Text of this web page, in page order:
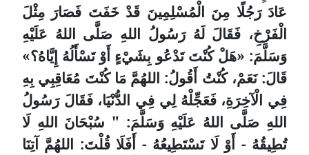
عَادَ رَجُلًا مِنَ الْمُسْلِمِينَ قَدْ خَفَتَ فَصَارَ مِثْلَ
الْفَرْخِ، فَقَالَ لَهُ رَسُولُ اللهِ صَلَّى اللهُ عَلَيْهِ
وَسَلَّمَ: «هَلْ كُنْتَ تَدْعُو بِشَيْءٍ أَوْ تَسْأَلُهُ إِيَّاهُ؟»
قَالَ: نَعَمْ، كُنْتُ أَقُولُ: اللهُمَّ مَا كُنْتَ مُعَاقِبِي بِهِ
فِي الْآخِرَةِ، فَعَجِّلْهُ لِي فِي الدُّنْيَا، فَقَالَ رَسُولُ
اللهِ صَلَّى اللهُ عَلَيْهِ وَسَلَّمَ: " سُبْحَانَ اللهِ لَا
تُطِيقُهُ - أَوْ لَا تَسْتَطِيعُهُ - أَفَلَا قُلْتَ: اللهُمَّ آتِنَا